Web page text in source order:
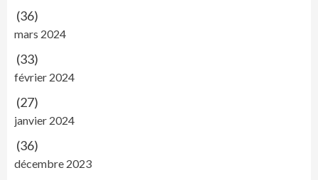
(36)
mars 2024
(33)
février 2024
(27)
janvier 2024
(36)
décembre 2023